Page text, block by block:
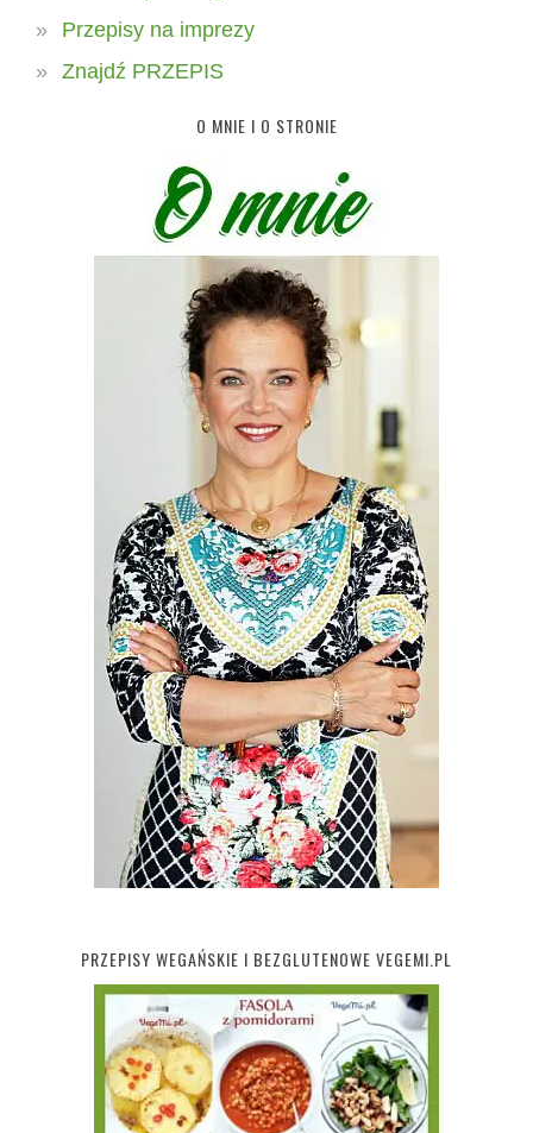
Przepisy na imprezy
Znajdź PRZEPIS
O MNIE I O STRONIE
PRZEPISY WEGAŃSKIE I BEZGLUTENOWE VEGEMI.PL